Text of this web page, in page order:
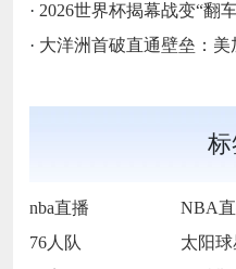
· 2026世界杯揭幕战变“翻
· 大洋洲首破直通壁垒：美
nba直播
76人队
太阳